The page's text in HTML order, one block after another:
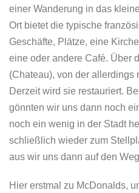
einer Wanderung in das
Ort bietet die typische
Geschäfte, Plätze, eine
eine oder andere Café. Über
(Chateau), von der allerdings
Derzeit wird sie restauriert.
gönnten wir uns dann noch
noch ein wenig in der Stadt
schließlich wieder zum
aus wir uns dann auf den
Hier erstmal zu McDonalds,